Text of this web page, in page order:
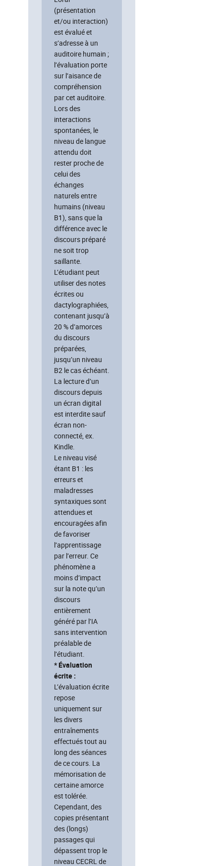
(présentation
et/ou interaction)
est évalué et
s’adresse à un
auditoire humain ;
l’évaluation porte
sur l’aisance de
compréhension
par cet auditoire.
Lors des
interactions
spontanées, le
niveau de langue
attendu doit
rester proche de
celui des
échanges
naturels entre
humains (niveau
B1), sans que la
différence avec le
discours préparé
ne soit trop
saillante.
L’étudiant peut
utiliser des notes
écrites ou
dactylographiées,
contenant jusqu’à
20 % d’amorces
du discours
préparées,
jusqu’un niveau
B2 le cas échéant.
La lecture d’un
discours depuis
un écran digital
est interdite sauf
écran non-
connecté, ex.
Kindle.
Le niveau visé
étant B1 : les
erreurs et
maladresses
syntaxiques sont
attendues et
encouragées afin
de favoriser
l’apprentissage
par l’erreur. Ce
phénomène a
moins d’impact
sur la note qu’un
discours
entièrement
généré par l’IA
sans intervention
préalable de
l’étudiant.
* Évaluation
écrite :
L’évaluation écrite
repose
uniquement sur
les divers
entraînements
effectués tout au
long des séances
de ce cours. La
mémorisation de
certaine amorce
est tolérée.
Cependant, des
copies présentant
des (longs)
passages qui
dépassent trop le
niveau CECRL de